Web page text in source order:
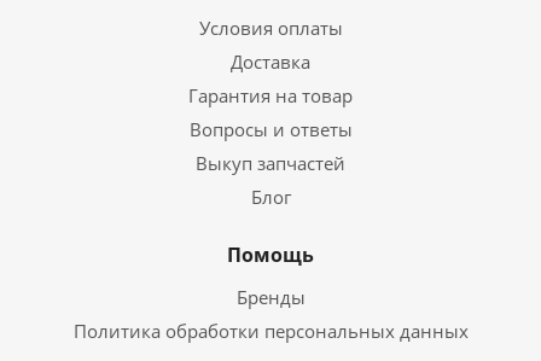
Условия оплаты
Доставка
Гарантия на товар
Вопросы и ответы
Выкуп запчастей
Блог
Помощь
Бренды
Политика обработки персональных данных